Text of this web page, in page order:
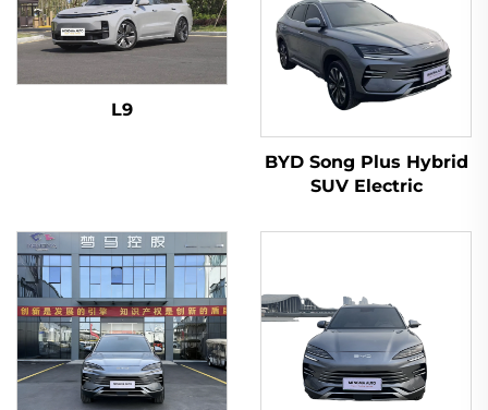
L9
BYD Song Plus Hybrid
SUV Electric